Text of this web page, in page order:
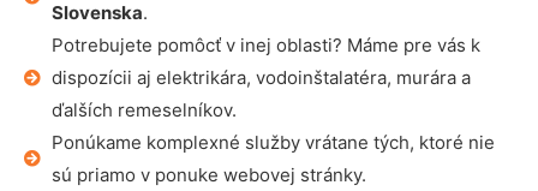
Slovenska.
Potrebujete pomôcť v inej oblasti? Máme pre vás k
dispozícii aj elektrikára, vodoinštalatéra, murára a
ďalších remeselníkov.
Ponúkame komplexné služby vrátane tých, ktoré nie
sú priamo v ponuke webovej stránky.